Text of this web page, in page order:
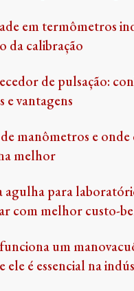
em termômetros
da calibração
de pulsação:
e vantagens
manômetros e onde
melhor
agulha para
com melhor custo-
um
ele é essencial na